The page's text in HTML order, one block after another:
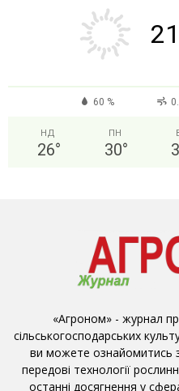
60 %
НД
26°
ПН
30°
«Агроном» - журнал
сільськогосподарських
ви можете ознайомитись
передові технології
останні досягнення у